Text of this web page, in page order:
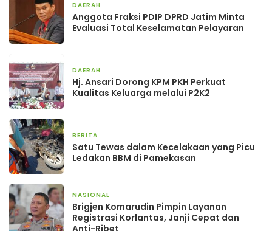
DAERAH
Anggota Fraksi PDIP DPRD Jatim Minta
Evaluasi Total Keselamatan Pelayaran
DAERAH
Hj. Ansari Dorong KPM PKH Perkuat
Kualitas Keluarga melalui P2K2
BERITA
Satu Tewas dalam Kecelakaan yang Picu
Ledakan BBM di Pamekasan
NASIONAL
Brigjen Komarudin Pimpin Layanan
Registrasi Korlantas, Janji Cepat dan